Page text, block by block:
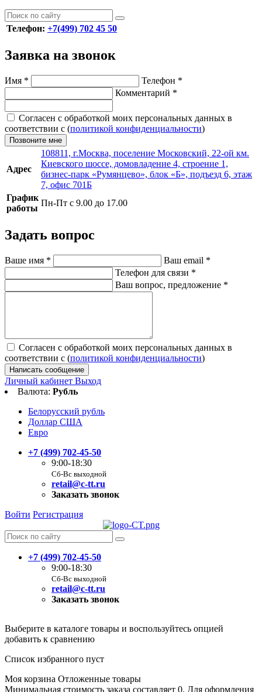
Телефон: +7(499) 702 45 50
Заявка на звонок
Имя * Телефон *
Комментарий *
Согласен с обработкой моих персональных данных в
соответствии с (политикой конфиденциальности)
Позвоните мне
Адрес
108811, г.Москва, поселение Московский, 22-ой км.
Киевского шоссе, домовладение 4, строение 1,
бизнес-парк «Румянцево», блок «Б», подъезд 6, этаж
7, офис 701Б
График
работы
Пн-Пт с 9.00 до 17.00
Задать вопрос
Ваше имя * Ваш email *
Телефон для связи *
Ваш вопрос, предложение *
Согласен с обработкой моих персональных данных в
соответствии с (политикой конфиденциальности)
Написать сообщение
Личный кабинет Выход
Валюта: Рубль
Белорусский рубль
Доллар США
Евро
+7 (499) 702-45-50
9:00-18:30
Сб-Вс выходной
retail@c-tt.ru
Заказать звонок
Войти Регистрация
+7 (499) 702-45-50
9:00-18:30
Сб-Вс выходной
retail@c-tt.ru
Заказать звонок
Выберите в каталоге товары и воспользуйтесь опцией
добавить к сравнению
Список избранного пуст
Моя корзина Отложенные товары
Минимальная стоимость заказа составляет 0. Для оформления